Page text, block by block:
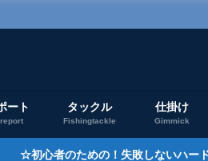
ート タックル
Fishingtackle
仕掛け
Gimmick
☆初心者のための！失敗しないハー